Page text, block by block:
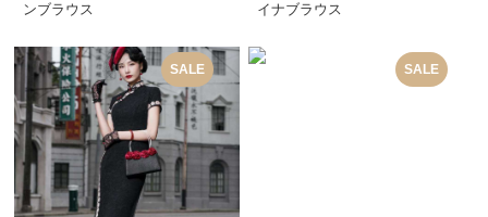
ンブラウス
イナブラウス
SALE SALE